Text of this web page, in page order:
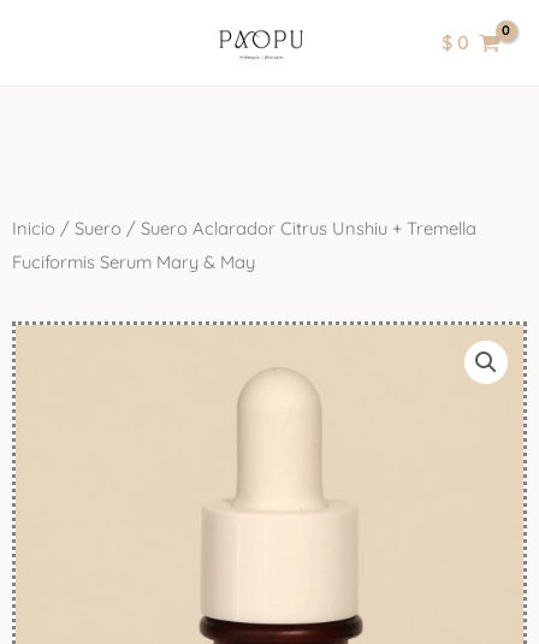
$0
Inicio / Suero / Suero Aclarador Citrus Unshiu + Tremella
Fuciformis Serum Mary & May